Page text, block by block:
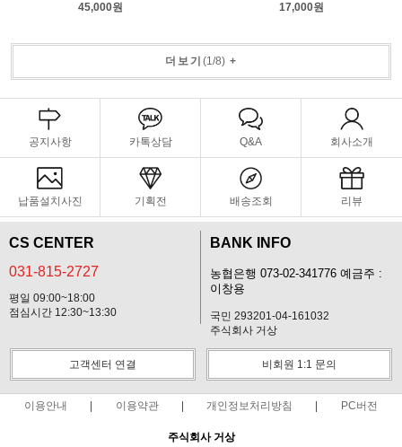
45,000원
17,000원
더보기 (1/8)+
공지사항 카톡상담 Q&A 회사소개
납품설치사진 기획전 배송조회 리뷰
CS CENTER
031-815-2727
평일 09:00~18:00
점심시간 12:30~13:30
BANK INFO
농협은행 073-02-341776 예금주 :
이창용
국민 293201-04-161032
주식회사 거상
고객센터 연결 비회원 1:1 문의
이용안내 이용약관 개인정보처리방침 PC버전
주식회사 거상